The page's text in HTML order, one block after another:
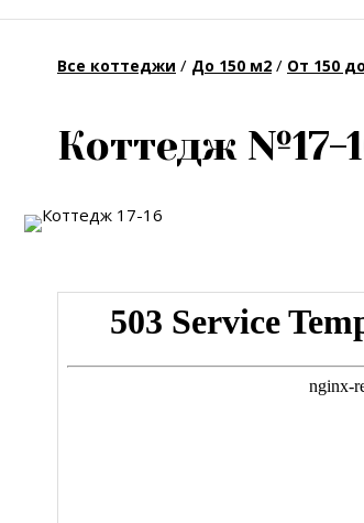
Все коттеджи / До 150 м2 / От 150
Коттедж №17-